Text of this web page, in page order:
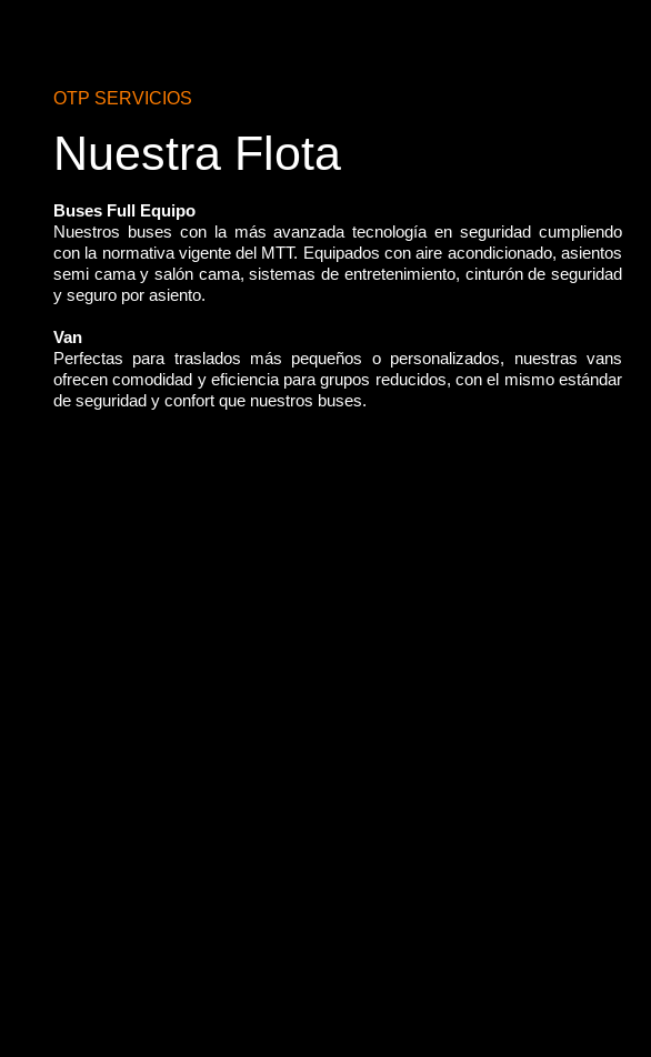
OTP SERVICIOS
Nuestra Flota
Buses Full Equipo
Nuestros buses con la más avanzada tecnología en seguridad cumpliendo
con la normativa vigente del MTT. Equipados con aire acondicionado, asientos
semi cama y salón cama, sistemas de entretenimiento, cinturón de seguridad
y seguro por asiento.
Van
Perfectas para traslados más pequeños o personalizados, nuestras vans
ofrecen comodidad y eficiencia para grupos reducidos, con el mismo estándar
de seguridad y confort que nuestros buses.